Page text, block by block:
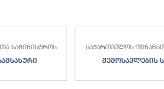
საქართველოს ფინანსთა სამინისტროს
შემოსავლების სამსახური